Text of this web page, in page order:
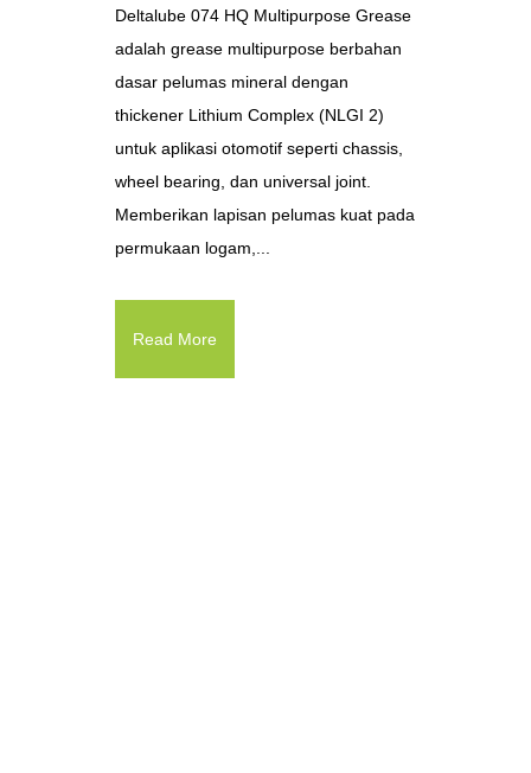
Deltalube 074 HQ Multipurpose Grease
adalah grease multipurpose berbahan
dasar pelumas mineral dengan
thickener Lithium Complex (NLGI 2)
untuk aplikasi otomotif seperti chassis,
wheel bearing, dan universal joint.
Memberikan lapisan pelumas kuat pada
permukaan logam,...
Read More